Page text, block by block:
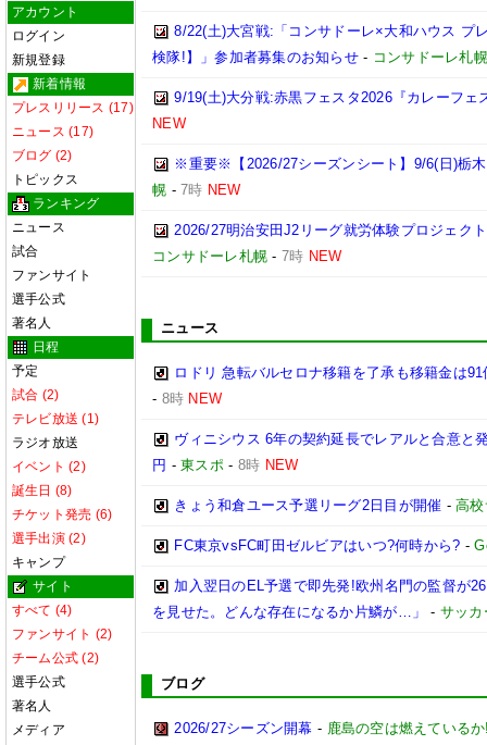
アカウント
ログイン
新規登録
新着情報
プレスリリース (17)
ニュース (17)
ブログ (2)
トピックス
ランキング
ニュース
試合
ファンサイト
選手公式
著名人
日程
予定
試合 (2)
テレビ放送 (1)
ラジオ放送
イベント (2)
誕生日 (8)
チケット発売 (6)
選手出演 (2)
キャンプ
サイト
すべて (4)
ファンサイト (2)
チーム公式 (2)
選手公式
著名人
メディア
8/22(土)大宮戦:「コンサドーレ×大和ハウス プ
検隊!】」参加者募集のお知らせ - コンサドーレ札幌
9/19(土)大分戦:赤黒フェスタ2026『カレーフェ
NEW
※重要※【2026/27シーズンシート】9/6(日)栃
幌 -7時 NEW
2026/27明治安田J2リーグ就労体験プロジェク
コンサドーレ札幌 - 7時 NEW
ニュース
ロドリ 急転バルセロナ移籍を了承も移籍金は
- 8時 NEW
ヴィニシウス 6年の契約延長でレアルと合意
円 -東スポ- 8時 NEW
きょう和倉ユース予選リーグ2日目が開催 -高
FC東京vsFC町田ゼルビアはいつ?何時から? -
加入翌日のEL予選で即先発!欧州名門の監督が
を見せた。どんな存在になるか片鱗が…」
- サッカ
ブログ
2026/27シーズン開幕 - 鹿島の空は燃えている